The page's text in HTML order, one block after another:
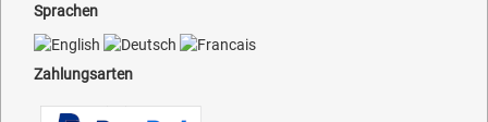
Sprachen
Zahlungsarten